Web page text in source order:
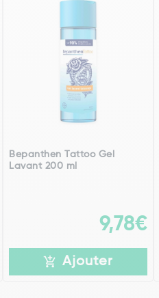
Bepanthen Tattoo Gel
Lavant 200 ml
9,78€
Ajouter